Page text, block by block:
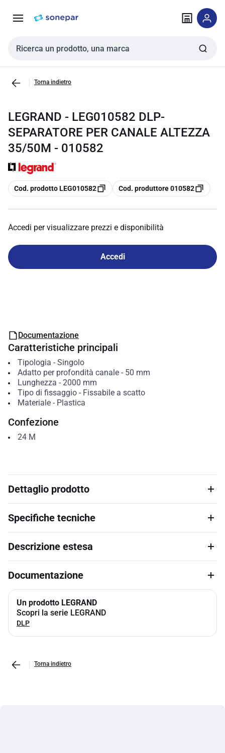
navigazione alla
Cerca input
Torna indietro
LEGRAND - LEG010582 DLP-
SEPARATORE PER CANALE ALTEZZA
35/50M - 010582
copia
Cod. prodotto LEG010582 copia
Cod. produttore 010582
Accedi per visualizzare prezzi e disponibilità
Accedi
Documentazione
Caratteristiche principali
Tipologia - Singolo
Adatto per profondità canale- 50 mm
Lunghezza - 2000 mm
Tipo di fissaggio- Fissabile a scatto
Materiale- Plastica
Confezione
24 M
Dettaglio prodotto
Specifiche tecniche
Descrizione estesa
Documentazione
Un prodotto LEGRAND
Scopri la serie LEGRAND
DLP
Torna indietro